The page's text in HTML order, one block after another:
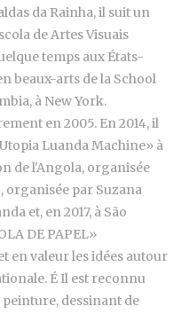
da Rainha, il suit un
de Artes Visuais
temps aux États-
beaux-arts de la School
à New York.
en 2005. En 2014, il
Luanda Machine» à
de l'Angola, organisée
organisée par Suzana
et, en 2017, à São
DE PAPEL»
en valeur les idées autour
É Il est reconnu
dessinant de